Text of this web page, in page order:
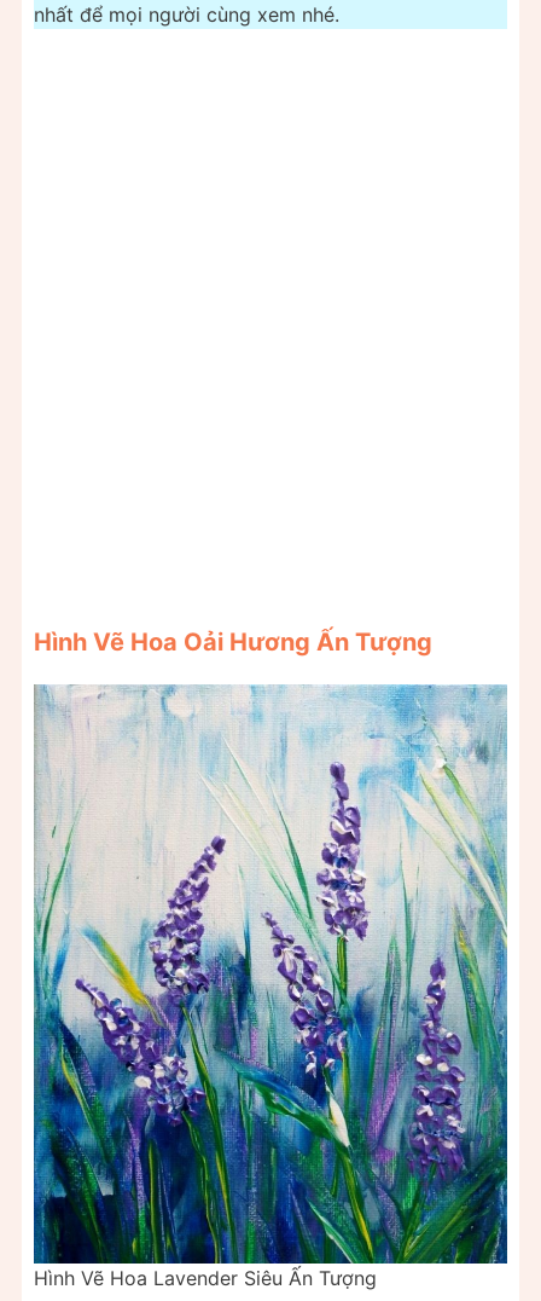
nhất để mọi người cùng xem nhé.
Hình Vẽ Hoa Oải Hương Ấn Tượng
Hình Vẽ Hoa Lavender Siêu Ấn Tượng